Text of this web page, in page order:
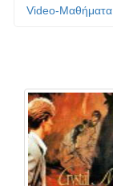
Video-Mαθήματα